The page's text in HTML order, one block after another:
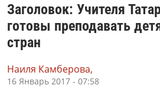
Заголовок: Учителя
готовы преподавать
стран
Наиля Камберова,
16 Январь 2017 - 07:58